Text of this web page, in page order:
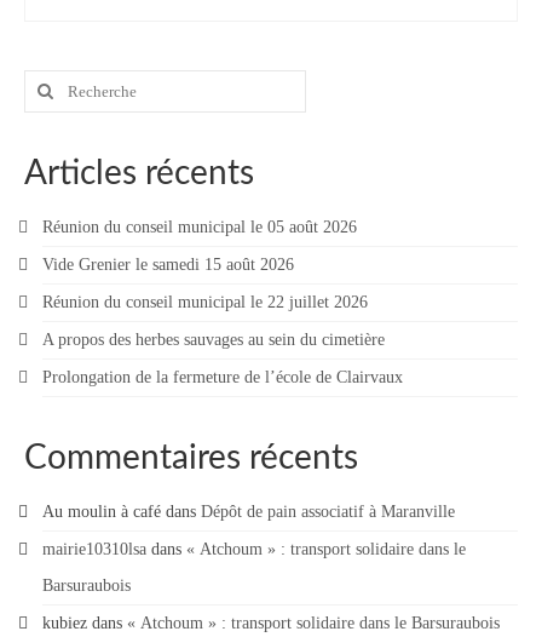
Rechercher
Articles récents
Réunion du conseil municipal le 05 août 2026
Vide Grenier le samedi 15 août 2026
Réunion du conseil municipal le 22 juillet 2026
A propos des herbes sauvages au sein du cimetière
Prolongation de la fermeture de l’école de Clairvaux
Commentaires récents
Au moulin à café dans Dépôt de pain associatif à Maranville
mairie10310lsa dans « Atchoum » : transport solidaire dans le
Barsuraubois
kubiez dans « Atchoum » : transport solidaire dans le Barsuraubois